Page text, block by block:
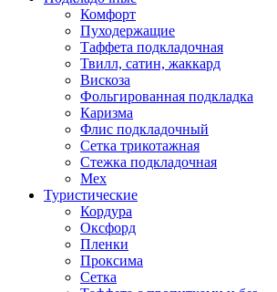
Комфорт
Пуходержащие
Таффета подкладочная
Твилл, сатин, жаккард
Вискоза
Фольгированная подкладка
Каризма
Флис подкладочный
Сетка трикотажная
Стежка подкладочная
Мех
Туристические
Кордура
Оксфорд
Пленки
Проксима
Сетка